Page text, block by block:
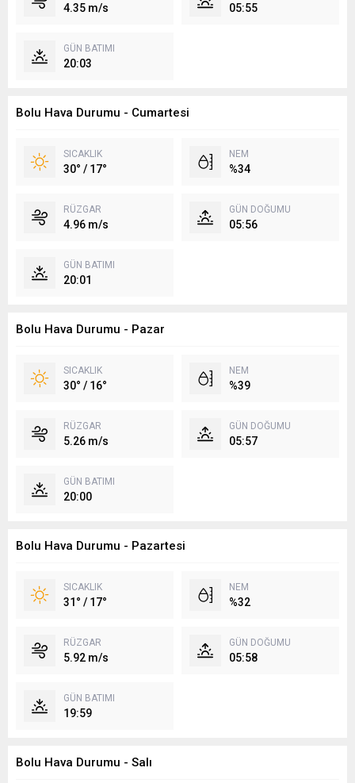
4.35 m/s 05:55
GÜN BATIMI
20:03
Bolu Hava Durumu - Cumartesi
SICAKLIK
30° / 17°
NEM
%34
RÜZGAR
4.96 m/s
GÜN DOĞUMU
05:56
GÜN BATIMI
20:01
Bolu Hava Durumu - Pazar
SICAKLIK
30° / 16°
NEM
%39
RÜZGAR
5.26 m/s
GÜN DOĞUMU
05:57
GÜN BATIMI
20:00
Bolu Hava Durumu - Pazartesi
SICAKLIK
31° / 17°
NEM
%32
RÜZGAR
5.92 m/s
GÜN DOĞUMU
05:58
GÜN BATIMI
19:59
Bolu Hava Durumu - Salı